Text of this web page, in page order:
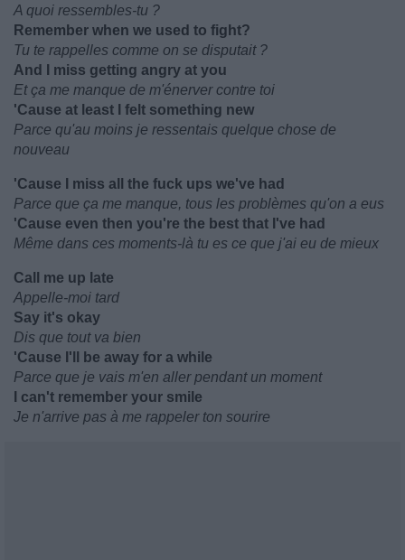
A quoi ressembles-tu ?
Remember when we used to fight?
Tu te rappelles comme on se disputait ?
And I miss getting angry at you
Et ça me manque de m'énerver contre toi
'Cause at least I felt something new
Parce qu'au moins je ressentais quelque chose de
nouveau
'Cause I miss all the fuck ups we've had
Parce que ça me manque, tous les problèmes qu'on a eus
'Cause even then you're the best that I've had
Même dans ces moments-là tu es ce que j'ai eu de mieux
Call me up late
Appelle-moi tard
Say it's okay
Dis que tout va bien
'Cause I'll be away for a while
Parce que je vais m'en aller pendant un moment
I can't remember your smile
Je n'arrive pas à me rappeler ton sourire